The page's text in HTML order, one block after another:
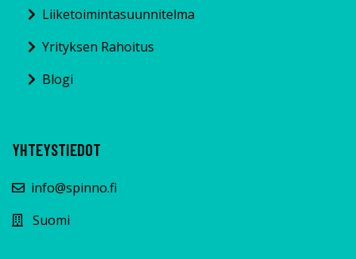
Liiketoimintasuunnitelma
Yrityksen Rahoitus
Blogi
YHTEYSTIEDOT
info@spinno.fi
Suomi